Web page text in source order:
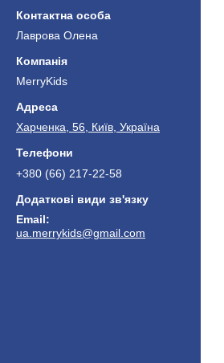
Лаврова Олена
MerryKids
Харченка, 56, Київ, Україна
+380 (66) 217-22-58
ua.merrykids@gmail.com